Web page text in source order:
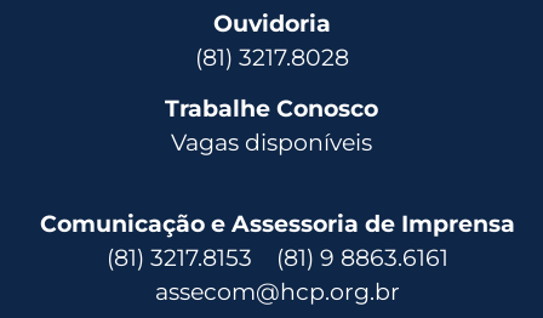
Ouvidoria
(81) 3217.8028
Trabalhe Conosco
Vagas disponíveis
Comunicação e Assessoria de Imprensa
(81) 3217.8153 (81) 9 8863.6161
assecom@hcp.org.br